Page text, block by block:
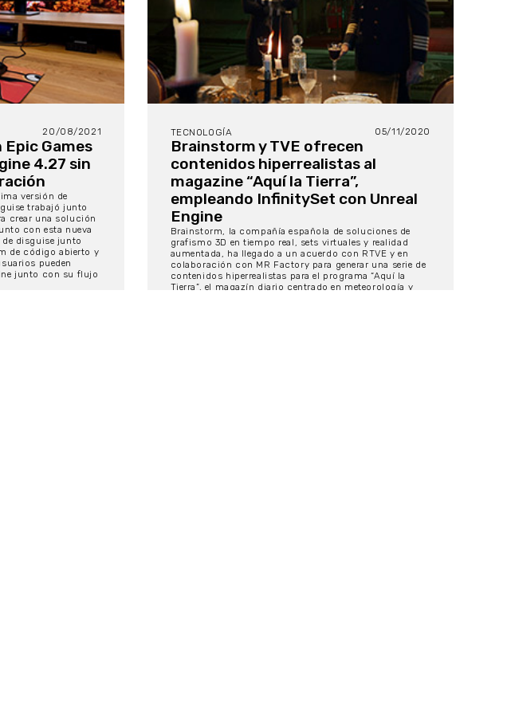
20/08/2021
Games
4.27 sin
versión de
trabajó junto
crear una solución
con esta nueva
disguise junto
de código abierto y
pueden
junto con su flujo
TECNOLOGÍA 05/11/2020
Brainstorm y TVE ofrecen
contenidos hiperrealistas al
magazine “Aquí la Tierra”,
empleando InfinitySet con Unreal
Engine
Brainstorm, la compañía española de soluciones de
grafismo 3D en tiempo real, sets virtuales y realidad
aumentada, ha llegado a un acuerdo con RTVE y en
colaboración con MR Factory para generar una serie de
contenidos hiperrealistas para el programa “Aquí la
Tierra”, el magazín diario centrado en meteorología y